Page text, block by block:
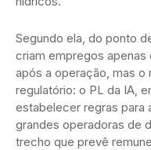
Segundo ela, do ponto
criam empregos
após a operação, mas
regulatório: o PL da IA,
estabelecer regras para
grandes operadoras de
trecho que prevê